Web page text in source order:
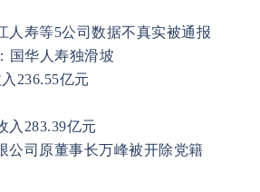
人寿等5公司数据不真实被通报
国华人寿独滑坡
236.55亿元
入283.39亿元
公司原董事长万峰被开除党籍